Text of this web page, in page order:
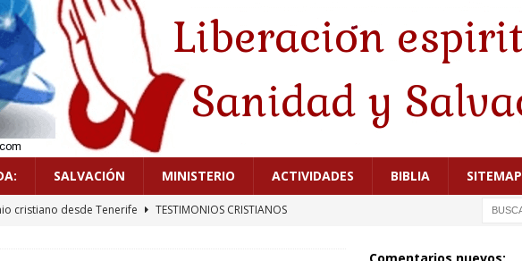
SALVACIÓN MINISTERIO ACTIVIDADES BIBLIA SITEMAP
espiritual
GUERRA ESPIRITUAL